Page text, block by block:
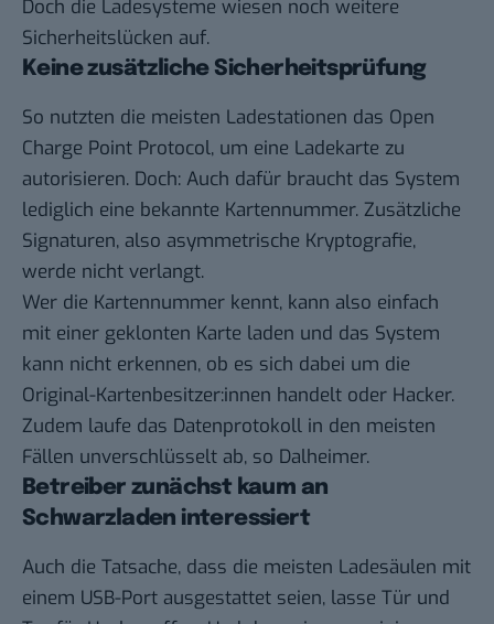
Doch die Ladesysteme wiesen noch weitere
Sicherheitslücken auf.
Keine zusätzliche Sicherheitsprüfung
So nutzten die meisten Ladestationen das Open
Charge Point Protocol, um eine Ladekarte zu
autorisieren. Doch: Auch dafür braucht das System
lediglich eine bekannte Kartennummer. Zusätzliche
Signaturen, also asymmetrische Kryptografie,
werde nicht verlangt.
Wer die Kartennummer kennt, kann also einfach
mit einer geklonten Karte laden und das System
kann nicht erkennen, ob es sich dabei um die
Original-Kartenbesitzer:innen handelt oder Hacker.
Zudem laufe das Datenprotokoll in den meisten
Fällen unverschlüsselt ab, so Dalheimer.
Betreiber zunächst kaum an
Schwarzladen interessiert
Auch die Tatsache, dass die meisten Ladesäulen mit
einem USB-Port ausgestattet seien, lasse Tür und